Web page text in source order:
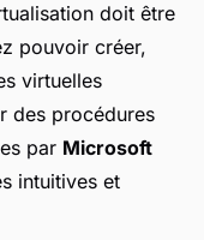
doit être
pouvoir créer,
virtuelles
des procédures
par Microsoft
intuitives et